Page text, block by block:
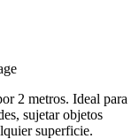
2 metros. Ideal para
sujetar objetos
superficie.